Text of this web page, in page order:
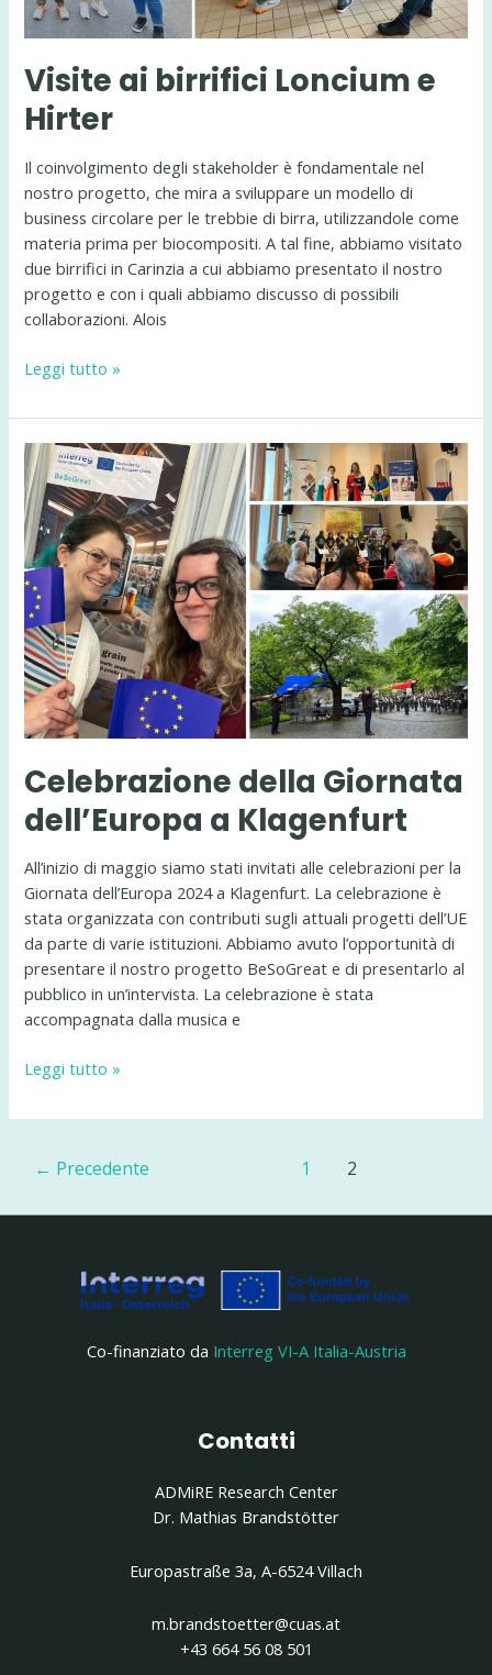
Visite ai birrifici Loncium e
Hirter
Il coinvolgimento degli stakeholder è fondamentale nel
nostro progetto, che mira a sviluppare un modello di
business circolare per le trebbie di birra, utilizzandole come
materia prima per biocompositi. A tal fine, abbiamo visitato
due birrifici in Carinzia a cui abbiamo presentato il nostro
progetto e con i quali abbiamo discusso di possibili
collaborazioni. Alois
Visite
birrifici
Loncium
e
Hirter
Leggi tutto »
Celebrazione della Giornata
dell’Europa a Klagenfurt
All’inizio di maggio siamo stati invitati alle celebrazioni per la
Giornata dell’Europa 2024 a Klagenfurt. La celebrazione è
stata organizzata con contributi sugli attuali progetti dell’UE
da parte di varie istituzioni. Abbiamo avuto l’opportunità di
presentare il nostro progetto BeSoGreat e di presentarlo al
pubblico in un’intervista. La celebrazione è stata
accompagnata dalla musica e
Celebrazione
Giornata
Leggi tutto »
Paginazione
← Precedente 1 2
Co-finanziato da Interreg VI-A Italia-Austria
Contatti
ADMiRE Research Center
Dr. Mathias Brandstötter
Europastraße 3a, A-6524 Villach
m.brandstoetter@cuas.at
+43 664 56 08 501